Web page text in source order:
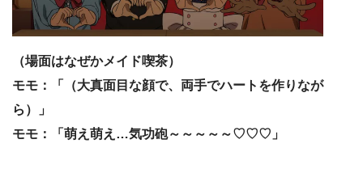
（場面はなぜかメイド喫茶）
モモ：「（大真面目な顔で、両手でハートを作りなが
ら）」
モモ：「萌え萌え…気功砲～～～～～♡♡♡」